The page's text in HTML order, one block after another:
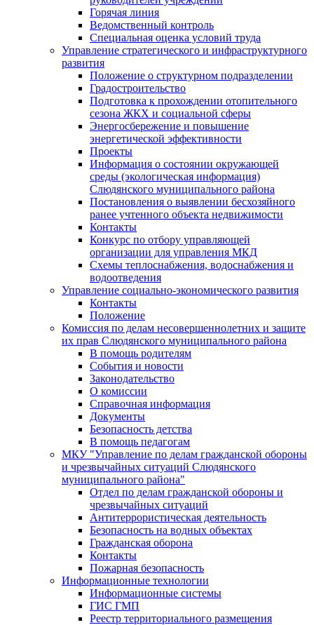
Горячая линия
Ведомственный контроль
Специальная оценка условий труда
Управление стратегического и инфраструктурного
развития
Положение о структурном подразделении
Градостроительство
Подготовка к прохождении отопительного
сезона ЖКХ и социальной сферы
Энергосбережение и повышение
энергетической эффективности
Проекты
Информация о состоянии окружающей
среды (экологическая информация)
Слюдянского муниципального района
Постановления о выявлении бесхозяйного
ранее учтенного объекта недвижимости
Контакты
Конкурс по отбору управляющей
организации для управления МКД
Схемы теплоснабжения, водоснабжения и
водоотведения
Управление социально-экономического развития
Контакты
Положение
Комиссия по делам несовершеннолетних и защите
их прав Слюдянского муниципального района
В помощь родителям
События и новости
Законодательство
О комиссии
Справочная информация
Документы
Безопасность детства
В помощь педагогам
МКУ "Управление по делам гражданской обороны
и чрезвычайных ситуаций Слюдянского
муниципального района"
Отдел по делам гражданской обороны и
чрезвычайных ситуаций
Антитеррористическая деятельность
Безопасность на водных объектах
Гражданская оборона
Контакты
Пожарная безопасность
Информационные технологии
Информационные системы
ГИС ГМП
Реестр территориального размещения